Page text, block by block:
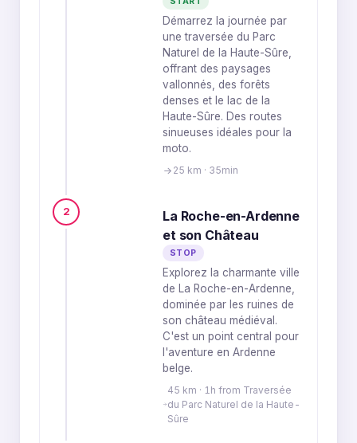
Démarrez la journée par
une traversée du Parc
Naturel de la Haute-Sûre,
offrant des paysages
vallonnés, des forêts
denses et le lac de la
Haute-Sûre. Des routes
sinueuses idéales pour la
moto.
25 km · 35min
2
La Roche-en-Ardenne
et son Château
STOP
Explorez la charmante ville
de La Roche-en-Ardenne,
dominée par les ruines de
son château médiéval.
C'est un point central pour
l'aventure en Ardenne
belge.
45 km · 1h from Traversée
du Parc Naturel de la Haute-
Sûre